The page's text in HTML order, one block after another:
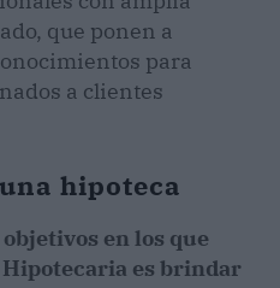
que ponen a
para
a clientes
hipoteca
en los que
es brindar